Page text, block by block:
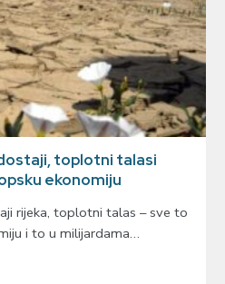
toplotni talasi
ekonomiju
rijeka, toplotni talas – sve to
i to u milijardama…